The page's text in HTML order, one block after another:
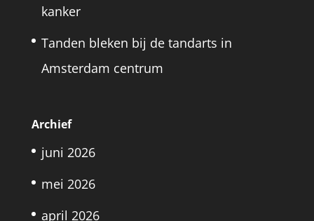
kanker
Tanden bleken bij de tandarts in
Amsterdam centrum
Archief
juni 2026
mei 2026
april 2026